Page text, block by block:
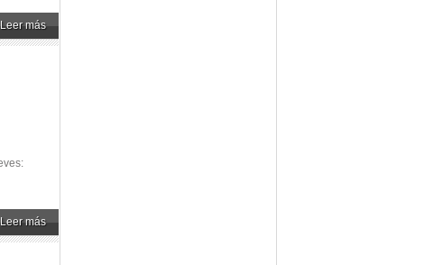
Leer más
Leer más